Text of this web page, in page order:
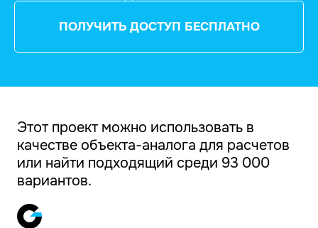
ПОЛУЧИТЬ ДОСТУП БЕСПЛАТНО
Этот проект можно использовать в
качестве объекта-аналога для расчетов
или найти подходящий среди 93 000
вариантов.